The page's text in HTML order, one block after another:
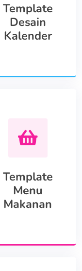
Template
Desain
Kalender
Template
Menu
Makanan